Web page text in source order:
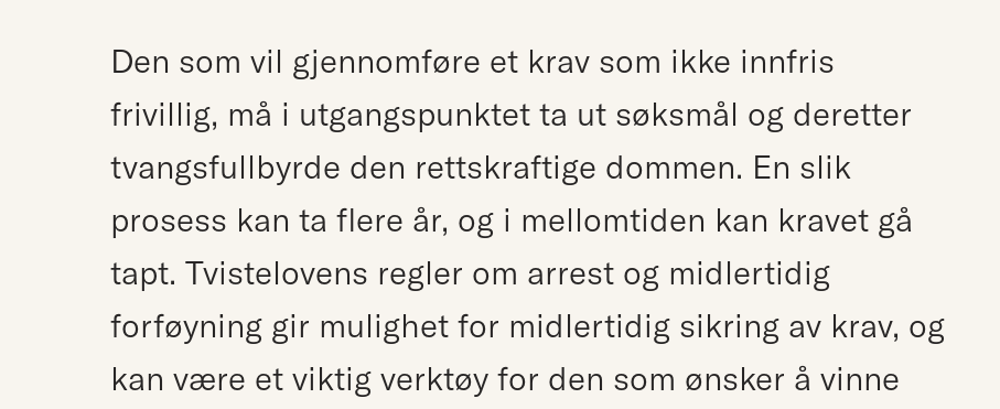
Den som vil gjennomføre et krav som ikke innfris
frivillig, må i utgangspunktet ta ut søksmål og deretter
tvangsfullbyrde den rettskraftige dommen. En slik
prosess kan ta flere år, og i mellomtiden kan kravet gå
tapt. Tvistelovens regler om arrest og midlertidig
forføyning gir mulighet for midlertidig sikring av krav, og
kan være et viktig verktøy for den som ønsker å vinne